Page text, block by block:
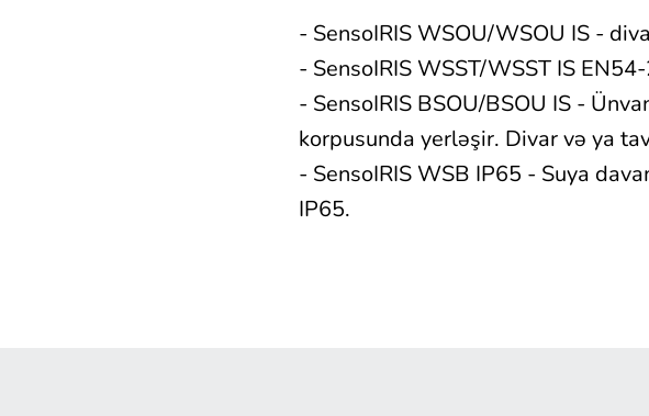
- SensoIRIS WSOU/WSOU IS -
- SensoIRIS WSST/WSST IS
- SensoIRIS BSOU/BSOU IS -
korpusunda yerləşir. Divar və ya
- SensoIRIS WSB IP65 - Suya
IP65.